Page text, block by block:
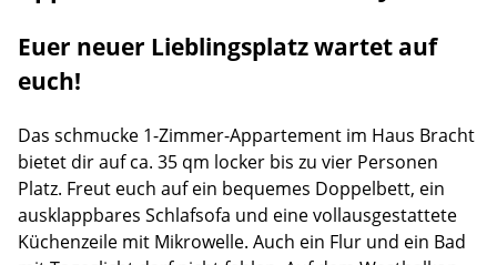
Euer neuer Lieblingsplatz wartet auf
euch!
Das schmucke 1-Zimmer-Appartement im Haus Bracht
bietet dir auf ca. 35 qm locker bis zu vier Personen
Platz. Freut euch auf ein bequemes Doppelbett, ein
ausklappbares Schlafsofa und eine vollausgestattete
Küchenzeile mit Mikrowelle. Auch ein Flur und ein Bad